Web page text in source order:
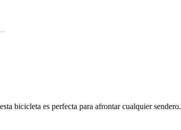
bicicleta es perfecta para afrontar cualquier sendero.